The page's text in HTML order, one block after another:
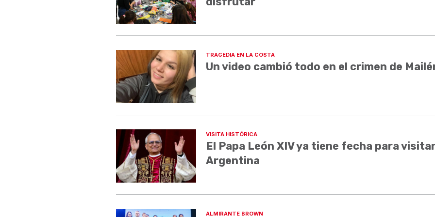
TRAGEDIA EN LA COSTA
Un video cambió todo en el crimen de
VISITA HISTÓRICA
El Papa León XIV ya tiene fecha para
Argentina
ALMIRANTE BROWN